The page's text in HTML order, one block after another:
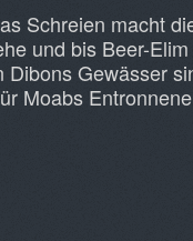
Schreien macht
und bis Beer-
Dibons Gewässer
Moabs